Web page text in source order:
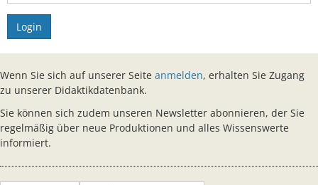
Login
Wenn Sie sich auf unserer Seite anmelden, erhalten Sie Zugang
zu unserer Didaktikdatenbank.
Sie können sich zudem unseren Newsletter abonnieren, der Sie
regelmäßig über neue Produktionen und alles Wissenswerte
informiert.